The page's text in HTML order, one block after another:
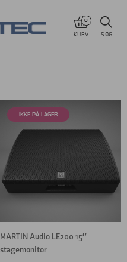
0
KURV SØG
MARTIN Audio LE200 15″
stagemonitor